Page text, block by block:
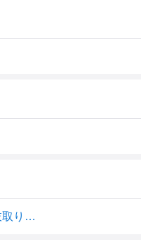
盆栽 ピンセット 直 ストレート 不要芽 苔押さえ 土ならし 摘花 摘花作業 葉取り 虫取り 落枝取り 宗二郎 盆栽ピンセット [直] SP-39A